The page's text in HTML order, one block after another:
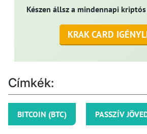
Készen állsz a mindennapi
KRAK CARD
Címkék:
BITCOIN (BTC) PASSZÍV